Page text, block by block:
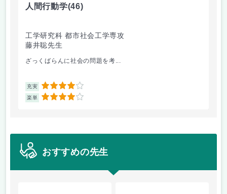
人間行動学(46)
工学研究科 都市社会工学専攻
藤井聡先生
ざっくばらんに社会の問題を考...
充実 4
楽単 4
おすすめの先生